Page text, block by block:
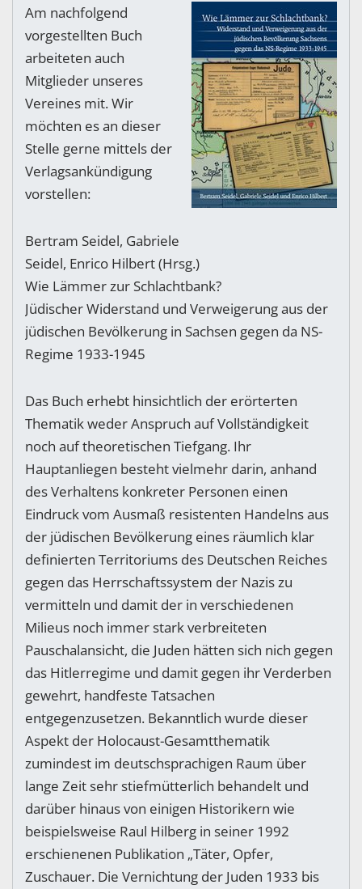
Am nachfolgend
vorgestellten Buch
arbeiteten auch
Mitglieder unseres
Vereines mit. Wir
möchten es an dieser
Stelle gerne mittels der
Verlagsankündigung
vorstellen:
Bertram Seidel, Gabriele
Seidel, Enrico Hilbert (Hrsg.)
Wie Lämmer zur Schlachtbank?
Jüdischer Widerstand und Verweigerung aus der
jüdischen Bevölkerung in Sachsen gegen da NS-
Regime 1933-1945
Das Buch erhebt hinsichtlich der erörterten
Thematik weder Anspruch auf Vollständigkeit
noch auf theoretischen Tiefgang. Ihr
Hauptanliegen besteht vielmehr darin, anhand
des Verhaltens konkreter Personen einen
Eindruck vom Ausmaß resistenten Handelns aus
der jüdischen Bevölkerung eines räumlich klar
definierten Territoriums des Deutschen Reiches
gegen das Herrschaftssystem der Nazis zu
vermitteln und damit der in verschiedenen
Milieus noch immer stark verbreiteten
Pauschalansicht, die Juden hätten sich nich gegen
das Hitlerregime und damit gegen ihr Verderben
gewehrt, handfeste Tatsachen
entgegenzusetzen. Bekanntlich wurde dieser
Aspekt der Holocaust-Gesamtthematik
zumindest im deutschsprachigen Raum über
lange Zeit sehr stiefmütterlich behandelt und
darüber hinaus von einigen Historikern wie
beispielsweise Raul Hilberg in seiner 1992
erschienenen Publikation „Täter, Opfer,
Zuschauer. Die Vernichtung der Juden 1933 bis